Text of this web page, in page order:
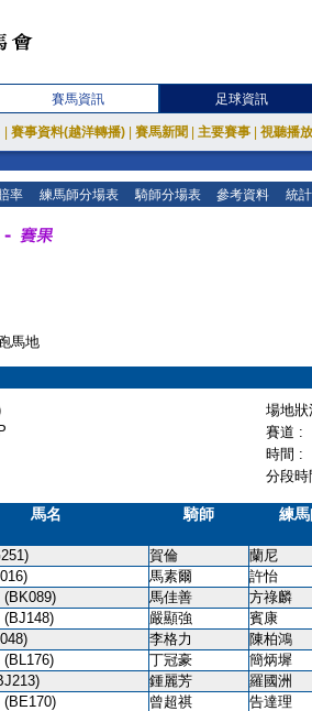
賽馬資訊 足球資訊
賽事資料(越洋轉播) 賽馬新聞 主要賽事 視聽播
率 練馬師分場表 騎師分場表 參考資料 統
馬地
場地
賽道 :
時間 :
分段
馬名 騎師 練
賀倫 蘭尼
馬素爾 許怡
(BK089) 馬佳善 方祿麟
(BJ148) 嚴顯強 賓康
李格力 陳柏鴻
(BL176) 丁冠豪 簡炳墀
鍾麗芳 羅國洲
(BE170) 曾超祺 告達理